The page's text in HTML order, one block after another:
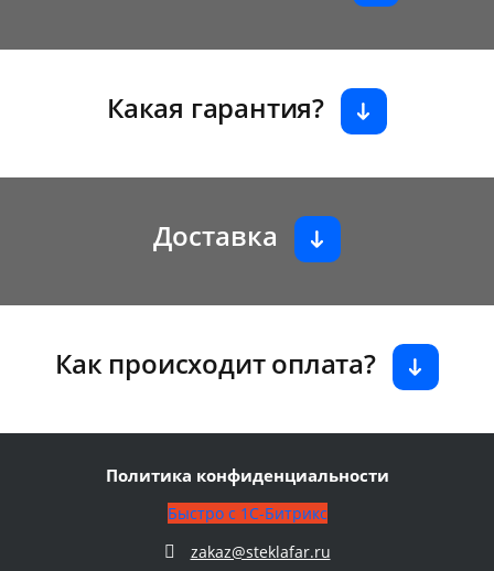
Какая гарантия?
Доставка
Как происходит оплата?
Политика конфиденциальности
Быстро с 1С-Битрикс
zakaz@steklafar.ru